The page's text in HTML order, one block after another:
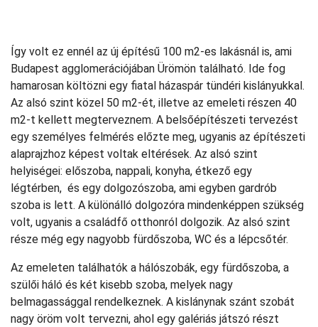
Így volt ez ennél az új építésű 100 m2-es lakásnál is, ami
Budapest agglomerációjában Ürömön található. Ide fog
hamarosan költözni egy fiatal házaspár tündéri kislányukkal.
Az alsó szint közel 50 m2-ét, illetve az emeleti részen 40
m2-t kellett megterveznem. A belsőépítészeti tervezést
egy személyes felmérés előzte meg, ugyanis az építészeti
alaprajzhoz képest voltak eltérések. Az alsó szint
helyiségei: előszoba, nappali, konyha, étkező egy
légtérben, és egy dolgozószoba, ami egyben gardrób
szoba is lett. A különálló dolgozóra mindenképpen szükség
volt, ugyanis a családfő otthonról dolgozik. Az alsó szint
része még egy nagyobb fürdőszoba, WC és a lépcsőtér.
Az emeleten találhatók a hálószobák, egy fürdőszoba, a
szülői háló és két kisebb szoba, melyek nagy
belmagassággal rendelkeznek. A kislánynak szánt szobát
nagy öröm volt tervezni, ahol egy galériás játszó részt